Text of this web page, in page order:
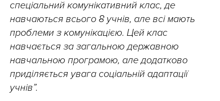
спеціальний комунікативний клас, де
навчаються всього 8 учнів, але всі мають
проблеми з комунікацією. Цей клас
навчається за загальною державною
навчальною програмою, але додатково
приділяється увага соціальній адаптації
учнів”.